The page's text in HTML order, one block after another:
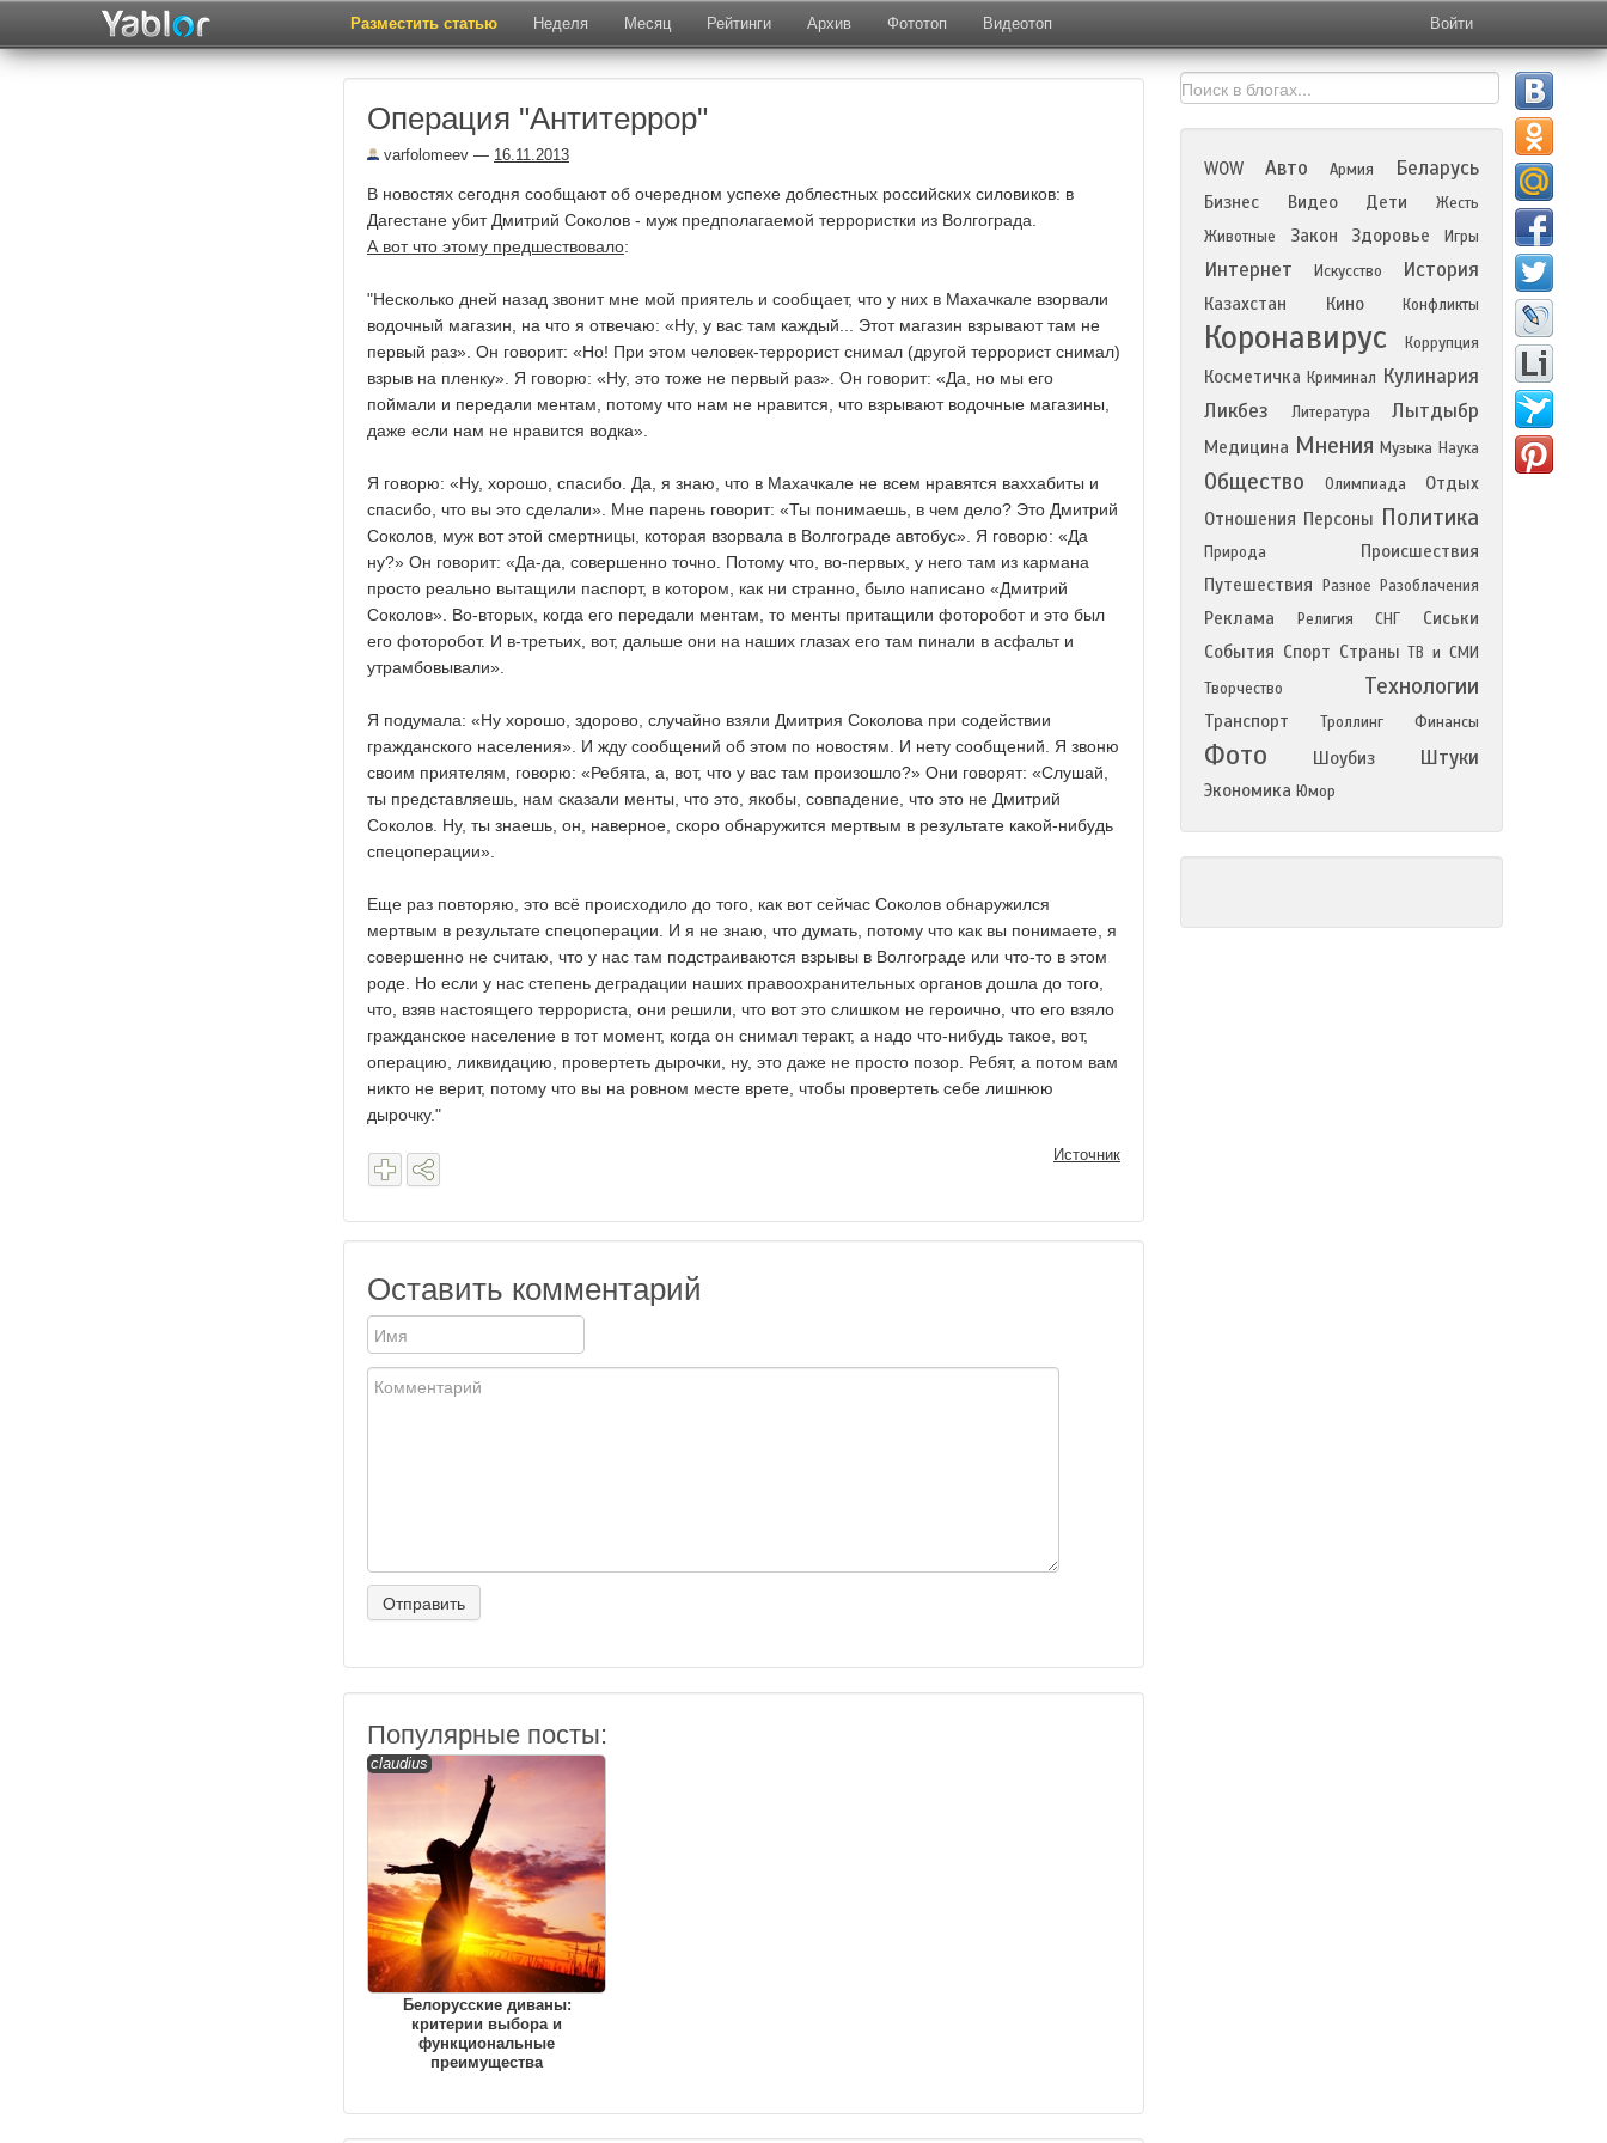
Разместить статью Неделя Месяц Рейтинги Архив Фототоп Видеотоп Войти
Операция "Антитеррор"
varfolomeev — 16.11.2013
В новостях сегодня сообщают об очередном успехе доблестных российских силовиков: в
Дагестане убит Дмитрий Соколов - муж предполагаемой террористки из Волгограда.
А вот что этому предшествовало:
"Несколько дней назад звонит мне мой приятель и сообщает, что у них в Махачкале взорвали
водочный магазин, на что я отвечаю: «Ну, у вас там каждый... Этот магазин взрывают там не
первый раз». Он говорит: «Но! При этом человек-террорист снимал (другой террорист снимал)
взрыв на пленку». Я говорю: «Ну, это тоже не первый раз». Он говорит: «Да, но мы его
поймали и передали ментам, потому что нам не нравится, что взрывают водочные магазины,
даже если нам не нравится водка».
Я говорю: «Ну, хорошо, спасибо. Да, я знаю, что в Махачкале не всем нравятся ваххабиты и
спасибо, что вы это сделали». Мне парень говорит: «Ты понимаешь, в чем дело? Это Дмитрий
Соколов, муж вот этой смертницы, которая взорвала в Волгограде автобус». Я говорю: «Да
ну?» Он говорит: «Да-да, совершенно точно. Потому что, во-первых, у него там из кармана
просто реально вытащили паспорт, в котором, как ни странно, было написано «Дмитрий
Соколов». Во-вторых, когда его передали ментам, то менты притащили фоторобот и это был
его фоторобот. И в-третьих, вот, дальше они на наших глазах его там пинали в асфальт и
утрамбовывали».
Я подумала: «Ну хорошо, здорово, случайно взяли Дмитрия Соколова при содействии
гражданского населения». И жду сообщений об этом по новостям. И нету сообщений. Я звоню
своим приятелям, говорю: «Ребята, а, вот, что у вас там произошло?» Они говорят: «Слушай,
ты представляешь, нам сказали менты, что это, якобы, совпадение, что это не Дмитрий
Соколов. Ну, ты знаешь, он, наверное, скоро обнаружится мертвым в результате какой-нибудь
спецоперации».
Еще раз повторяю, это всё происходило до того, как вот сейчас Соколов обнаружился
мертвым в результате спецоперации. И я не знаю, что думать, потому что как вы понимаете, я
совершенно не считаю, что у нас там подстраиваются взрывы в Волгограде или что-то в этом
роде. Но если у нас степень деградации наших правоохранительных органов дошла до того,
что, взяв настоящего террориста, они решили, что вот это слишком не героично, что его взяло
гражданское население в тот момент, когда он снимал теракт, а надо что-нибудь такое, вот,
операцию, ликвидацию, провертеть дырочки, ну, это даже не просто позор. Ребят, а потом вам
никто не верит, потому что вы на ровном месте врете, чтобы провертеть себе лишнюю
дырочку."
Источник
Оставить комментарий
Популярные посты:
claudius
Белорусские диваны:
критерии выбора и
функциональные
преимущества
WOW Авто Армия Беларусь
Бизнес Видео Дети
Жесть
Животные
Закон Здоровье Игры
Интернет Искусство История
Казахстан Кино Конфликты
Коронавирус Коррупция
Косметичка Криминал Кулинария
Ликбез
Литература Лытдыбр
Медицина Мнения Музыка Наука
Общество Олимпиада
Отдых
Отношения Персоны Политика
Природа
Происшествия
Путешествия
Разное Разоблачения
Реклама Религия СНГ
Сиськи
События Спорт Страны ТВ и СМИ
Творчество
Технологии
Транспорт Троллинг Финансы
Фото Шоубиз Штуки
Экономика Юмор